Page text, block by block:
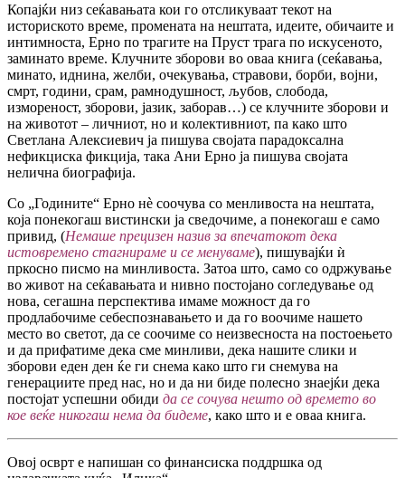
Копајќи низ сеќавањата кои го отсликуваат текот на
историското време, промената на нештата, идеите, обичаите и
интимноста, Ерно по трагите на Пруст трага по искусеното,
заминато време. Клучните зборови во оваа книга (сеќавања,
минато, иднина, желби, очекувања, стравови, борби, војни,
смрт, години, срам, рамнодушност, љубов, слобода,
измореност, зборови, јазик, заборав…) се клучните зборови и
на животот – личниот, но и колективниот, па како што
Светлана Алексиевич ја пишува својата парадоксална
нефикциска фикција, така Ани Ерно ја пишува својата
нелична биографија.
Со „Годините“ Ерно нè соочува со менливоста на нештата,
која понекогаш вистински ја сведочиме, а понекогаш е само
привид, (Немаше прецизен назив за впечатокот дека
истовремено стагнираме и се менуваме), пишувајќи ѝ
пркосно писмо на минливоста. Затоа што, само со одржување
во живот на сеќавањата и нивно постојано согледување од
нова, сегашна перспектива имаме можност да го
продлабочиме себеспознавањето и да го воочиме нашето
место во светот, да се соочиме со неизвесноста на постоењето
и да прифатиме дека сме минливи, дека нашите слики и
зборови еден ден ќе ги снема како што ги снемува на
генерациите пред нас, но и да ни биде полесно знаејќи дека
постојат успешни обиди да се сочува нешто од времето во
кое веќе никогаш нема да бидеме, како што и е оваа книга.
Овој осврт е напишан со финансиска поддршка од